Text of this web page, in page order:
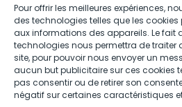
Pour offrir les meilleures expériences,
des technologies telles que les
aux informations des appareils. Le fait
technologies nous permettra de traiter
site, pour pouvoir nous envoyer un
aucun but publicitaire sur ces cookies
pas consentir ou de retirer son
négatif sur certaines caractéristiques
04.88.08.75.28
contactBT@bleu-
Kit média
Kit média Bleu Tomate